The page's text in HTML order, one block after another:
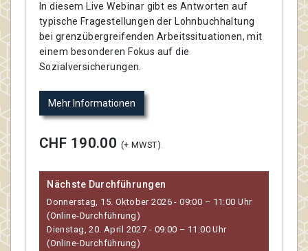
In diesem Live Webinar gibt es Antworten auf
typische Fragestellungen der Lohnbuchhaltung
bei grenzübergreifenden Arbeitssituationen, mit
einem besonderen Fokus auf die
Sozialversicherungen.
Mehr Informationen
CHF 190.00 (+ MWST)
Nächste Durchführungen
Donnerstag, 15. Oktober 2026 - 09:00 – 11:00 Uhr
(Online-Durchführung)
Dienstag, 20. April 2027 - 09:00 – 11:00 Uhr
(Online-Durchführung)